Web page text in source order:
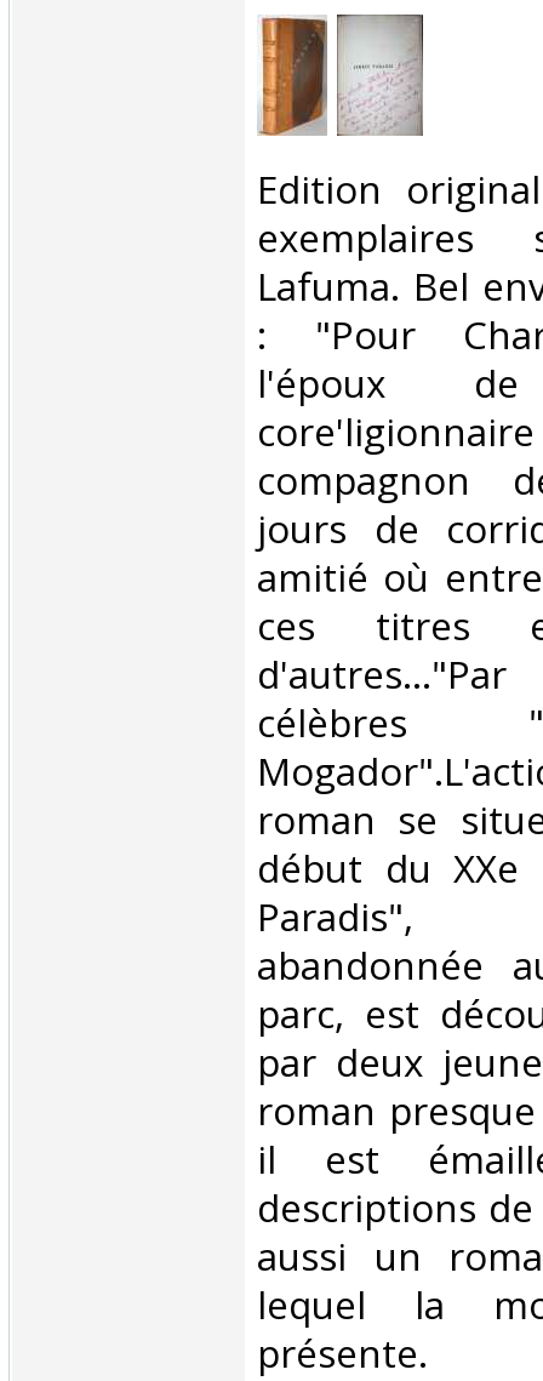
‎Edition
Lafuma. Bel
: "Pour
l'époux
compagnon
jours de
amitié où
ces titres
célèbres
roman se
début du XXe
Paradis",
abandonnée
parc, est
par deux
roman
il est
descriptions
aussi un
lequel la
présente. ‎